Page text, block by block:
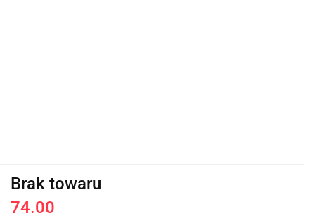
Brak towaru
74.00